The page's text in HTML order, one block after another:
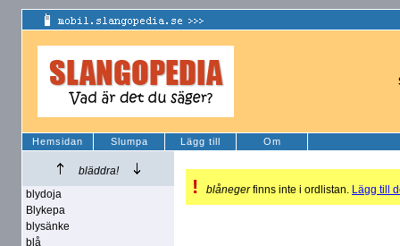
Hemsidan Slumpa Lägg till Om
bläddra!
blydoja
Blykepa
blysänke
blå
! blånegerfinns inte i ordlistan. Lägg till